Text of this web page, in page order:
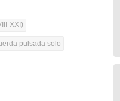
XXI)
pulsada solo